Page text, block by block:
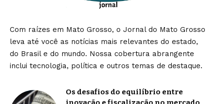
Com raízes em Mato Grosso, o Jornal do Mato Grosso
leva até você as notícias mais relevantes do estado,
do Brasil e do mundo. Nossa cobertura abrangente
inclui tecnologia, política e outros temas de destaque.
Os desafios do equilíbrio entre